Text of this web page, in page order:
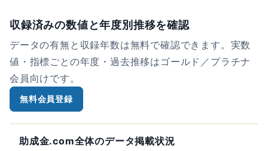
収録済みの数値と年度別推移を確認
データの有無と収録年数は無料で確認できます。実数
値・指標ごとの年度・過去推移はゴールド／プラチナ
会員向けです。
無料会員登録
助成金.com全体のデータ掲載状況